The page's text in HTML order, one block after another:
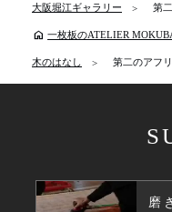
大阪堀江ギャラリー 第
home 一枚板のATELIER
木のはなし 第二のアフ
磨